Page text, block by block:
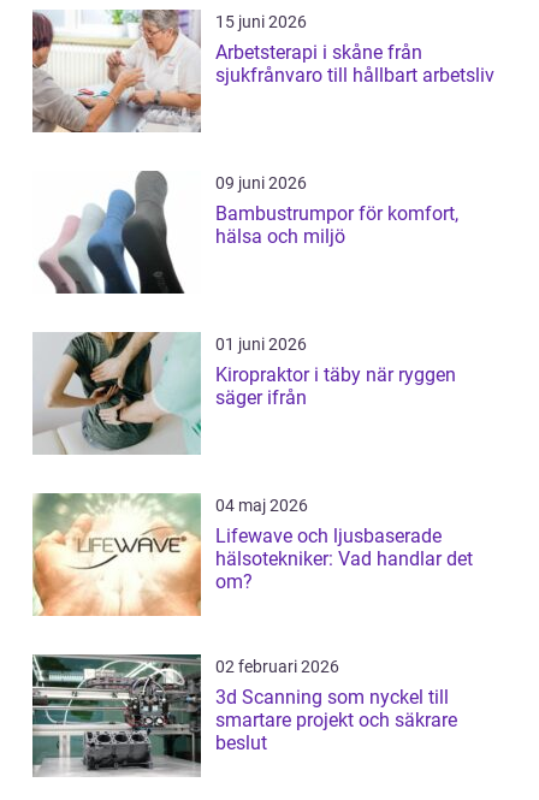
15 juni 2026
Arbetsterapi i skåne från
sjukfrånvaro till hållbart arbetsliv
09 juni 2026
Bambustrumpor för komfort,
hälsa och miljö
01 juni 2026
Kiropraktor i täby när ryggen
säger ifrån
04 maj 2026
Lifewave och ljusbaserade
hälsotekniker: Vad handlar det
om?
02 februari 2026
3d Scanning som nyckel till
smartare projekt och säkrare
beslut